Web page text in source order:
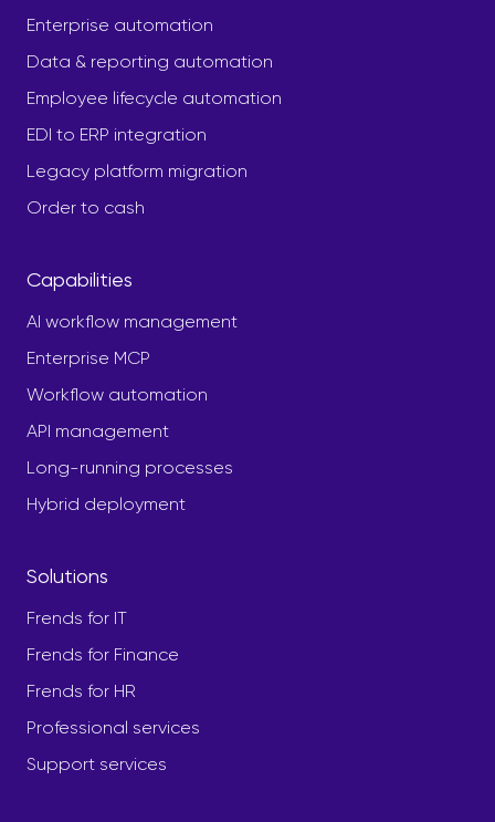
Enterprise automation
Data & reporting automation
Employee lifecycle automation
EDI to ERP integration
Legacy platform migration
Order to cash
Capabilities
AI workflow management
Enterprise MCP
Workflow automation
API management
Long-running processes
Hybrid deployment
Solutions
Frends for IT
Frends for Finance
Frends for HR
Professional services
Support services